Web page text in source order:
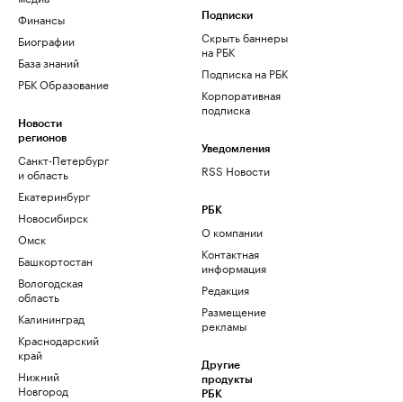
Финансы
Биографии
База знаний
РБК Образование
Новости
регионов
Санкт-Петербург
и область
Екатеринбург
Новосибирск
Омск
Башкортостан
Вологодская
область
Калининград
Краснодарский
край
Нижний
Новгород
Подписки
Скрыть баннеры
на РБК
Подписка на РБК
Корпоративная
подписка
Уведомления
RSS Новости
РБК
О компании
Контактная
информация
Редакция
Размещение
рекламы
Другие
продукты
РБК